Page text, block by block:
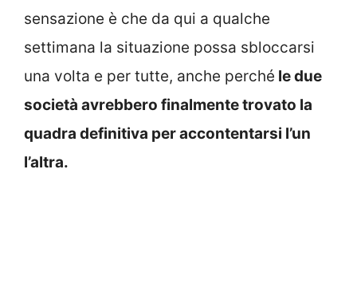
sensazione è che da qui a qualche
settimana la situazione possa sbloccarsi
una volta e per tutte, anche perché le due
società avrebbero finalmente trovato la
quadra definitiva per accontentarsi l’un
l’altra.